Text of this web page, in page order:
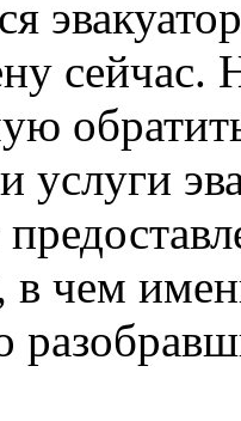
сейчас.
услуги
чем